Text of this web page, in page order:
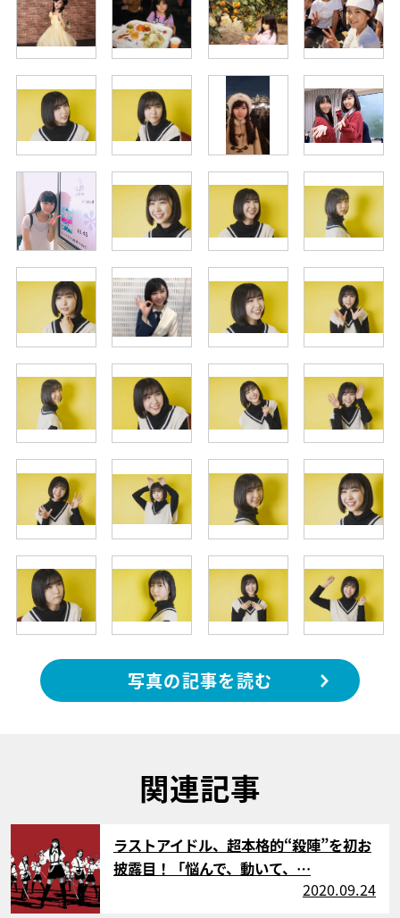
写真の記事を読む
関連記事
サムネイル
ラストアイドル、超本格的“殺陣”を初お
披露目！「悩んで、動いて、…
2020.09.24